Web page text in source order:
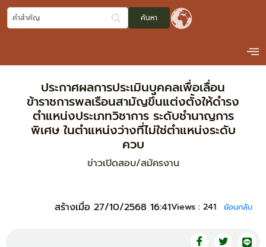
ประกาศผลการประเมินบุคคลเพื่อเลื่อน
ข้าราชการพลเรือนสามัญขึ้นแต่งตั้งให้ดำรง
ตำแหน่งประเภทวิชาการ ระดับชำนาญการ
พิเศษ ในตำแหน่งว่างที่ไม่ใช่ตำแหน่งระดับ
ควบ
ข่าวเปิดสอบ/สมัครงาน
สร้างเมื่อ 27/10/2568 16:41Views : 241 ย้อนกลับ